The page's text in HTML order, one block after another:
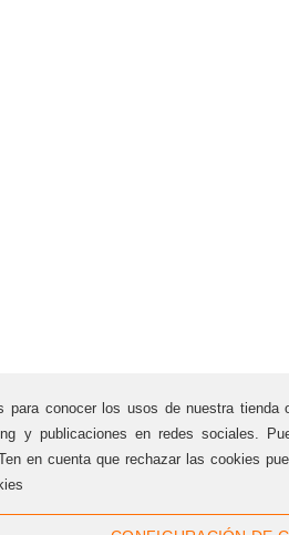
SUSCRÍBETE A NUESTRA
¿Quieres recibir las últimas novedades de
directamente en tu e-mail?
para conocer los usos de nuestra
y publicaciones en redes sociales.
en cuenta que rechazar las cookies